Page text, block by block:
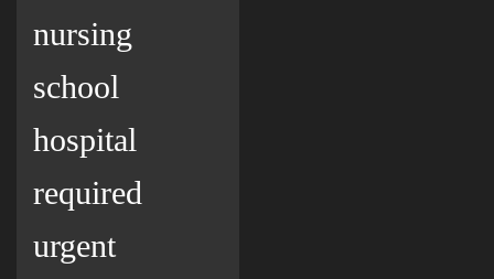
nursing
school
hospital
required
urgent